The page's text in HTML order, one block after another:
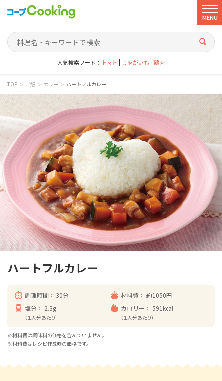
MENU
人気検索ワード： トマト じゃがいも 鶏肉
TOP > ご飯 > カレー > ハートフルカレー
ハートフルカレー
調理時間： 30分 材料費： 約1050円
塩分： 2.3g
（１人分あたり）
カロリー： 591kcal
（１人分あたり）
※材料費は調味料の価格を含んでいません。
※材料費はレシピ作成時の価格です。